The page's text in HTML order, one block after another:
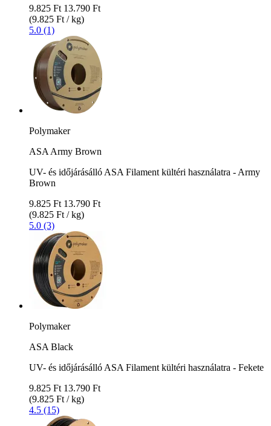
9.825 Ft 13.790 Ft
(9.825 Ft / kg)
5.0 (1)
Polymaker
ASA Army Brown
UV- és időjárásálló ASA Filament kültéri használatra - Army
Brown
9.825 Ft 13.790 Ft
(9.825 Ft / kg)
5.0 (3)
Polymaker
ASA Black
UV- és időjárásálló ASA Filament kültéri használatra - Fekete
9.825 Ft 13.790 Ft
(9.825 Ft / kg)
4.5 (15)